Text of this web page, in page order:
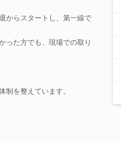
からスタートし、第一線で
った方でも、現場での取り
制を整えています。